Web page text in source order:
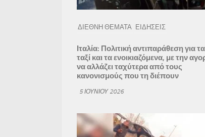
ΔΙΕΘΝΗ ΘΕΜΑΤΑ ΕΙΔΗΣΕΙΣ
Ιταλία: Πολιτική αντιπαράθεση για τα
ταξί και τα ενοικιαζόμενα, με την
να αλλάζει ταχύτερα από τους
κανονισμούς που τη διέπουν
5 ΙΟΥΝΊΟΥ 2026